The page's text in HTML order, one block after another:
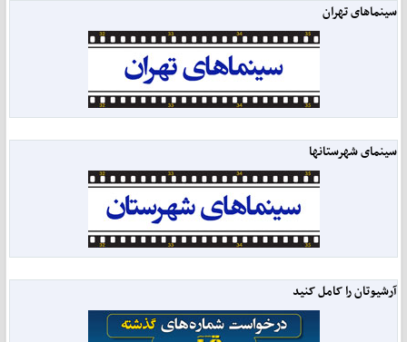
سینماهای تهران
سینمای شهرستانها
آرشیوتان را کامل کنید